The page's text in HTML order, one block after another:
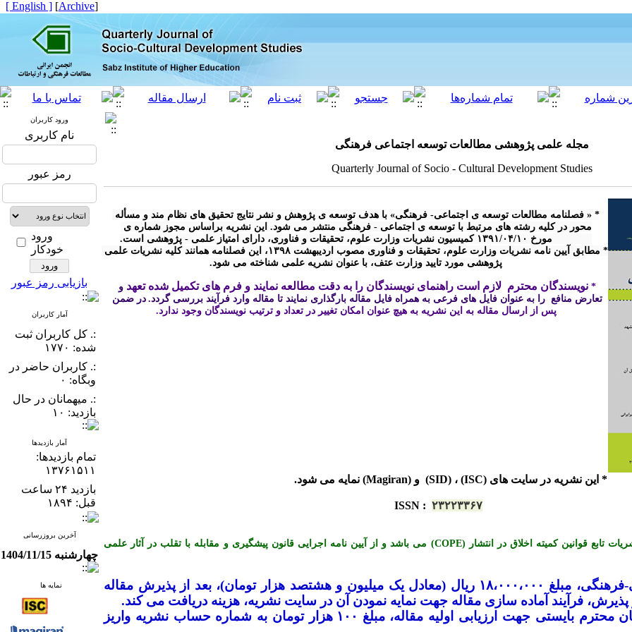
[
Archive
]
[ English ]
مجله علمی پژوهشی مطالعات توسعه اجتماعی فرهنگی
Quarterly Journal of Socio - Cultural Development Studies
پژوهشی مورد تایید وزارت عتف، با عنوان نشریه علمی شناخته می شود.
* نویسندگان محترم  لازم است راهنمای نویسندگان را به دقت مطالعه نمایند و فرم های تکمیل شده تعهد
تعارض منافع  را به عنوان فایل های فرعی به همراه فایل مقاله بارگذاری نمایند تا مقاله وارد فرآیند بررسی گردد. در ضمن
پس از ارسال مقاله به این نشریه به هیچ عنوان امکان تغییر در تعداد و ترتیب نویسندگان وجود ندارد.
* این نشریه در سایت های (ISC) ، (SID) و (Magiran) نمایه می شود.
ISSN : ۲۳۲۲۳۳۶۷
*« این نشریه با احترام به قوانین اخلاق در نشریات تابع قوانین کمیته اخلاق در انتشار (COPE) می باشد و از آیین نامه اجرایی قانون پیشگیری و مقابله با تقلب در آثار علمی
فرهنگی، مبلغ ۱۸،۰۰۰،۰۰۰ ریال (معادل یک میلیون و هشتصد هزار تومان)، بعد از پذیرش مقاله
فرآیند آماده سازی مقاله جهت نمایه نمودن آن در سایت نشریه، هزینه دریافت می­ کند.
لازم به توضیح است که نویسندگان محترم بایستی جهت ارزیابی اولیه مقاله، مبلغ ۱۰۰ هزار تومان به شماره حساب نشریه واریز
ورود کاربران
نام کاربری
رمز عبور
ورود
خودکار
بازیابی رمز عبور
آمار کاربران
:. کل کاربران ثبت
شده: ۱۷۷۰
:. کاربران حاضر در
وبگاه: ۰
:. میهمانان در حال
بازدید: ۱۰
آمار بازدیدها
تمام بازدید‌ها:
۱۳۷۶۱۵۱۱
بازدید ۲۴ ساعت
قبل: ۱۸۹۴
آخرین بروزرسانی
چهارشنبه 1404/11/15
نمایه ها